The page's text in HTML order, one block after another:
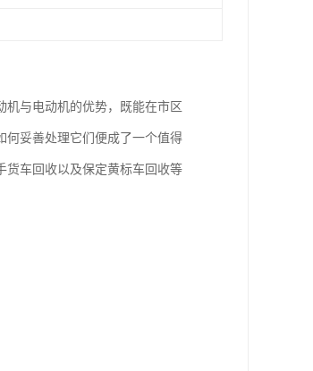
机与电动机的优势，既能在市区
何妥善处理它们便成了一个值得
货车回收以及保定黄标车回收等